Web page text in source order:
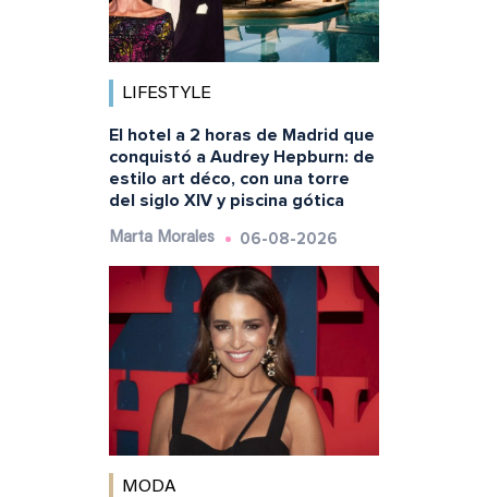
LIFESTYLE
El hotel a 2 horas de Madrid que
conquistó a Audrey Hepburn: de
estilo art déco, con una torre
del siglo XIV y piscina gótica
Marta Morales 06-08-2026
MODA